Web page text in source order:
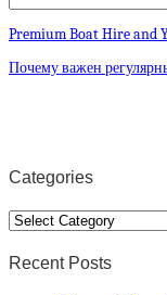
Premium Boat Hire and
Почему важен
Categories
Categories
Recent Posts